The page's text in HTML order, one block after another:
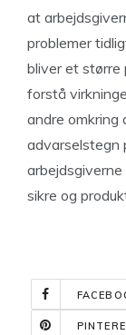
at
problemer
bliver et større
forstå
andre omkring
advarselstegn
sikre og